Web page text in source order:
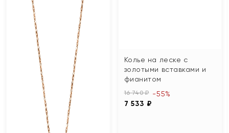
Колье на леске с
золотыми вставками и
фианитом
16 740 ₽
7 533 ₽
-55%